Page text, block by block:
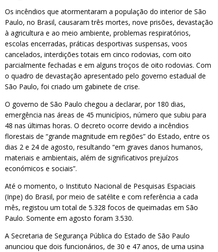
Os incêndios que atormentaram a população do interior de São
Paulo, no Brasil, causaram três mortes, nove prisões, devastação
à agricultura e ao meio ambiente, problemas respiratórios,
escolas encerradas, práticas desportivas suspensas, voos
cancelados, interdições totais em cinco rodovias, com oito
parcialmente fechadas e em alguns troços de oito rodovias. Com
o quadro de devastação apresentado pelo governo estadual de
São Paulo, foi criado um gabinete de crise.
O governo de São Paulo chegou a declarar, por 180 dias,
emergência nas áreas de 45 municípios, número que subiu para
48 nas últimas horas. O decreto ocorre devido a incêndios
florestais de “grande magnitude em regiões” do Estado, entre os
dias 2 e 24 de agosto, resultando “em graves danos humanos,
materiais e ambientais, além de significativos prejuízos
económicos e sociais”.
Até o momento, o Instituto Nacional de Pesquisas Espaciais
(Inpe) do Brasil, por meio de satélite e com referência a cada
mês, registou um total de 5.328 focos de queimadas em São
Paulo. Somente em agosto foram 3.530.
A Secretaria de Segurança Pública do Estado de São Paulo
anunciou que dois funcionários, de 30 e 47 anos, de uma usina